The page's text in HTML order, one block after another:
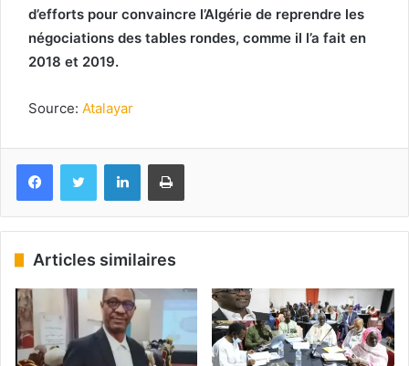
d’efforts pour convaincre l’Algérie de reprendre les
négociations des tables rondes, comme il l’a fait en
2018 et 2019.
Source: Atalayar
FacebookTwitter LinkedinImprimer
Articles similaires